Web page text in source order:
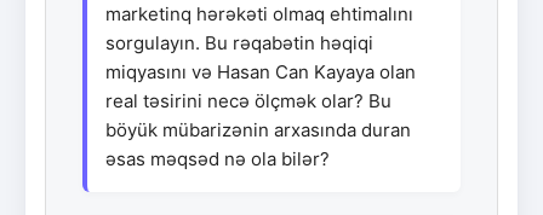
marketinq hərəkəti olmaq ehtimalını
sorgulayın. Bu rəqabətin həqiqi
miqyasını və Hasan Can Kayaya olan
real təsirini necə ölçmək olar? Bu
böyük mübarizənin arxasında duran
əsas məqsəd nə ola bilər?